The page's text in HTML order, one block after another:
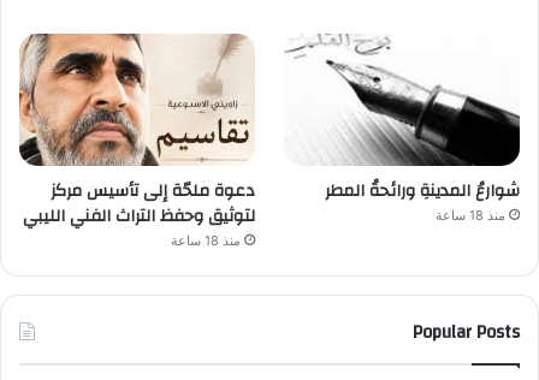
شوارعُ المدينةِ ورائحةُ المطر
منذ 18 ساعة
دعوة ملحّة إلى تأسيس مركز
لتوثيق وحفظ التراث الفني الليبي
منذ 18 ساعة
Popular Posts